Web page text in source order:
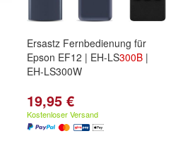
Ersastz Fernbedienung für
Epson EF12 | EH-LS300B |
EH-LS300W
19,95 €
Kostenloser Versand